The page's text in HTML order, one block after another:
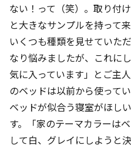
ない！って（笑）。取り付
と大きなサンプルを持って
いくつも種類を見せていた
なり悩みましたが、これに
気に入っています」とご主
のベッドは以前から使って
ベッドが似合う寝室がほし
す。「家のテーマカラーは
して白、グレイにしようと